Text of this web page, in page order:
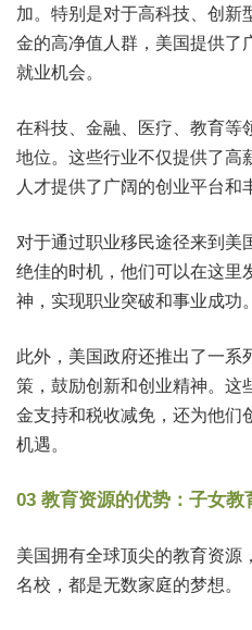
加。特别是对于高科技、创新
金的高净值人群，美国提供了
就业机会。
在科技、金融、医疗、教育等
地位。这些行业不仅提供了高
人才提供了广阔的创业平台和
对于通过职业移民途径来到美
绝佳的时机，他们可以在这里
神，实现职业突破和事业成功。
此外，美国政府还推出了一系
策，鼓励创新和创业精神。这
金支持和税收减免，还为他们
机遇。
03 教育资源的优势：子女教
美国拥有全球顶尖的教育资源
名校，都是无数家庭的梦想。